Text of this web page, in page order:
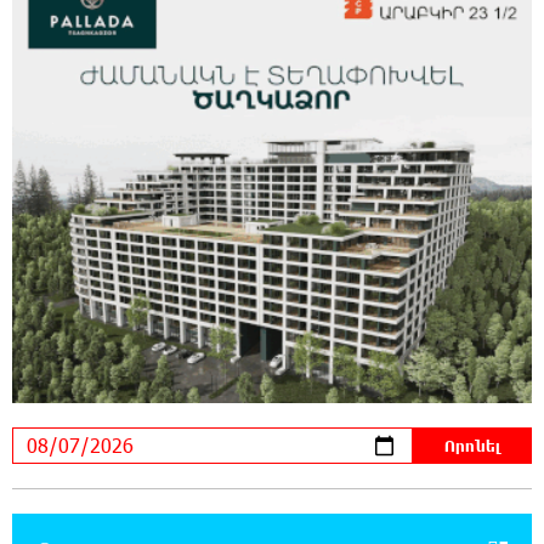
զորքերի սպա Արսեն Վարդանյանի ծննդյան տարեդարձն է
0:50:31 7-08-2026
Օգոստոսի 7-ին, 10-ին, 11-ին, 12-ին և 13-ին
0:30:31 7-08-2026
Հնդկաստանի հյուսիս-արևելքում տեղի
ունեցած ջրհեղեղների հետևանքով զոհերի
թիվը հասել է 97-ի
0:10:04 7-08-2026
Օգոստոսի 7-ին ժամանակավորապես
կդադարեցվի մի շարք հասցեների